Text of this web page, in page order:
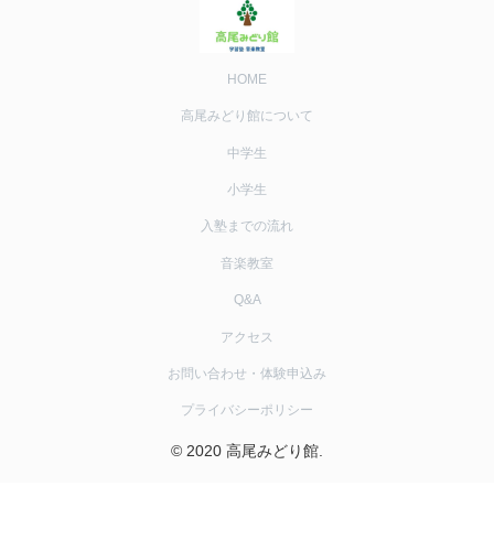
HOME
高尾みどり館について
中学生
小学生
入塾までの流れ
音楽教室
Q&A
アクセス
お問い合わせ・体験申込み
プライバシーポリシー
© 2020 高尾みどり館.